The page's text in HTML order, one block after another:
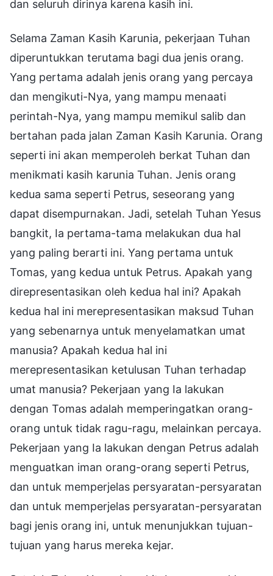
dan seluruh dirinya karena kasih ini.
Selama Zaman Kasih Karunia, pekerjaan Tuhan
diperuntukkan terutama bagi dua jenis orang.
Yang pertama adalah jenis orang yang percaya
dan mengikuti-Nya, yang mampu menaati
perintah-Nya, yang mampu memikul salib dan
bertahan pada jalan Zaman Kasih Karunia. Orang
seperti ini akan memperoleh berkat Tuhan dan
menikmati kasih karunia Tuhan. Jenis orang
kedua sama seperti Petrus, seseorang yang
dapat disempurnakan. Jadi, setelah Tuhan Yesus
bangkit, Ia pertama-tama melakukan dua hal
yang paling berarti ini. Yang pertama untuk
Tomas, yang kedua untuk Petrus. Apakah yang
direpresentasikan oleh kedua hal ini? Apakah
kedua hal ini merepresentasikan maksud Tuhan
yang sebenarnya untuk menyelamatkan umat
manusia? Apakah kedua hal ini
merepresentasikan ketulusan Tuhan terhadap
umat manusia? Pekerjaan yang Ia lakukan
dengan Tomas adalah memperingatkan orang-
orang untuk tidak ragu-ragu, melainkan percaya.
Pekerjaan yang Ia lakukan dengan Petrus adalah
menguatkan iman orang-orang seperti Petrus,
dan untuk memperjelas persyaratan-persyaratan
dan untuk memperjelas persyaratan-persyaratan
bagi jenis orang ini, untuk menunjukkan tujuan-
tujuan yang harus mereka kejar.